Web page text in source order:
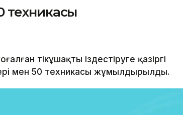
техникасы
тікұшақты іздестіруге қазіргі
мен 50 техникасы жұмылдырылды.